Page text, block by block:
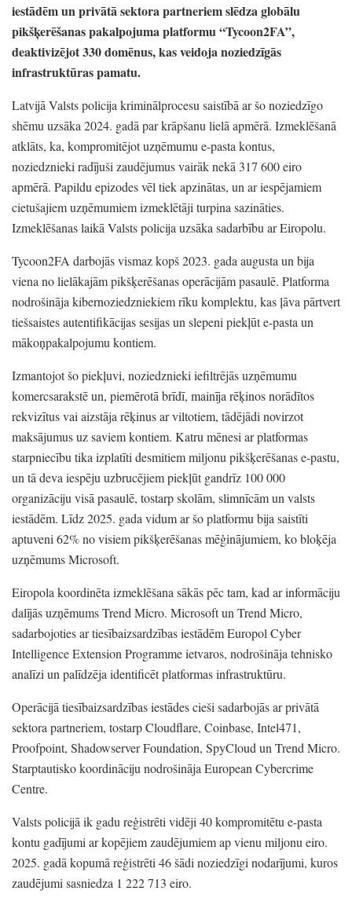
iestādēm un privātā sektora partneriem slēdza globālu
pikšķerēšanas pakalpojuma platformu “Tycoon2FA”,
deaktivizējot 330 domēnus,kas veidoja noziedzīgās
infrastruktūras pamatu.
Latvijā Valsts policija kriminālprocesu saistībā ar šo noziedzīgo
shēmu uzsāka 2024. gadā par krāpšanu lielā apmērā. Izmeklēšanā
atklāts, ka, kompromitējot uzņēmumu e-pasta kontus,
noziedznieki radījuši zaudējumus vairāk nekā 317 600 eiro
apmērā. Papildu epizodes vēl tiek apzinātas, un ar iespējamiem
cietušajiem uzņēmumiem izmeklētāji turpina sazināties.
Izmeklēšanas laikā Valsts policija uzsāka sadarbību ar Eiropolu.
Tycoon2FA darbojās vismaz kopš 2023. gada augusta un bija
viena no lielākajām pikšķerēšanas operācijām pasaulē. Platforma
nodrošināja kibernoziedzniekiem rīku komplektu, kas ļāva pārtvert
tiešsaistes autentifikācijas sesijas un slepeni piekļūt e-pasta un
mākoņpakalpojumu kontiem.
Izmantojot šo piekļuvi, noziedznieki iefiltrējās uzņēmumu
komercsarakstē un, piemērotā brīdī, mainīja rēķinos norādītos
rekvizītus vai aizstāja rēķinus ar viltotiem, tādējādi novirzot
maksājumus uz saviem kontiem. Katru mēnesi ar platformas
starpniecību tika izplatīti desmitiem miljonu pikšķerēšanas e-pastu,
un tā deva iespēju uzbrucējiem piekļūt gandrīz 100 000
organizāciju visā pasaulē, tostarp skolām, slimnīcām un valsts
iestādēm. Līdz 2025. gada vidum ar šo platformu bija saistīti
aptuveni 62%no visiem pikšķerēšanas mēģinājumiem, ko bloķēja
uzņēmums Microsoft.
Eiropola koordinēta izmeklēšana sākās pēc tam, kad ar informāciju
dalījās uzņēmums Trend Micro. Microsoft un Trend Micro,
sadarbojoties ar tiesībaizsardzības iestādēm Europol Cyber
Intelligence Extension Programme ietvaros, nodrošināja tehnisko
analīzi un palīdzēja identificēt platformas infrastruktūru.
Operācijā tiesībaizsardzības iestādes cieši sadarbojās ar privātā
sektora partneriem, tostarp Cloudflare, Coinbase, Intel471,
Proofpoint, Shadowserver Foundation, SpyCloud un Trend Micro.
Starptautisko koordināciju nodrošināja European Cybercrime
Centre.
Valsts policijā ik gadu reģistrēti vidēji 40 kompromitētu e-pasta
kontu gadījumi ar kopējiem zaudējumiem ap vienu miljonu eiro.
2025. gadā kopumā reģistrēti 46 šādi noziedzīgi nodarījumi, kuros
zaudējumi sasniedza 1 222 713 eiro.